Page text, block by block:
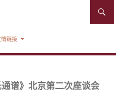
情链接
通谱》北京第二次座谈会